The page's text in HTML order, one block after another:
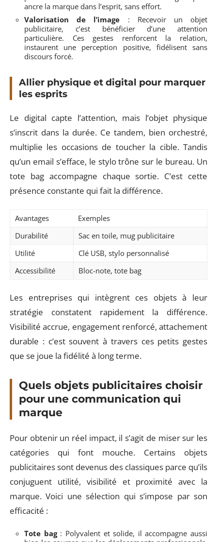
ancre la marque dans l’esprit, sans effort.
Valorisation de l’image : Recevoir un objet
publicitaire, c’est bénéficier d’une attention
particulière. Ces gestes renforcent la relation,
instaurent une perception positive, fidélisent sans
discours forcé.
Allier physique et digital pour marquer
les esprits
Le digital capte l’attention, mais l’objet physique
s’inscrit dans la durée. Ce tandem, bien orchestré,
multiplie les occasions de toucher la cible. Tandis
qu’un email s’efface, le stylo trône sur le bureau. Un
tote bag accompagne chaque sortie. C’est cette
présence constante qui fait la différence.
Avantages
Exemples
Durabilité
Sac en toile, mug publicitaire
Utilité
Clé USB, stylo personnalisé
Accessibilité
Bloc-note, tote bag
Les entreprises qui intègrent ces objets à leur
stratégie constatent rapidement la différence.
Visibilité accrue, engagement renforcé, attachement
durable : c’est souvent à travers ces petits gestes
que se joue la fidélité à long terme.
Quels objets publicitaires choisir
pour une communication qui
marque
Pour obtenir un réel impact, il s’agit de miser sur les
catégories qui font mouche. Certains objets
publicitaires sont devenus des classiques parce qu’ils
conjuguent utilité, visibilité et proximité avec la
marque. Voici une sélection qui s’impose par son
efficacité :
Tote bag: Polyvalent et solide, il accompagne aussi